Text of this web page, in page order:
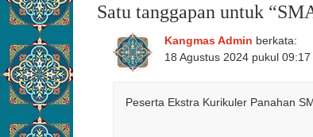
Satu tanggapan untuk “
Kangmas Admin berkata:
18 Agustus 2024 pukul 09:17
Peserta Ekstra Kurikuler Panahan